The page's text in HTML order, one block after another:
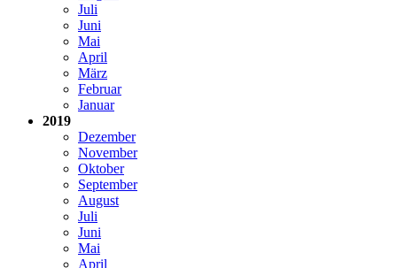
Juli
Juni
Mai
April
März
Februar
Januar
2019
Dezember
November
Oktober
September
August
Juli
Juni
Mai
April